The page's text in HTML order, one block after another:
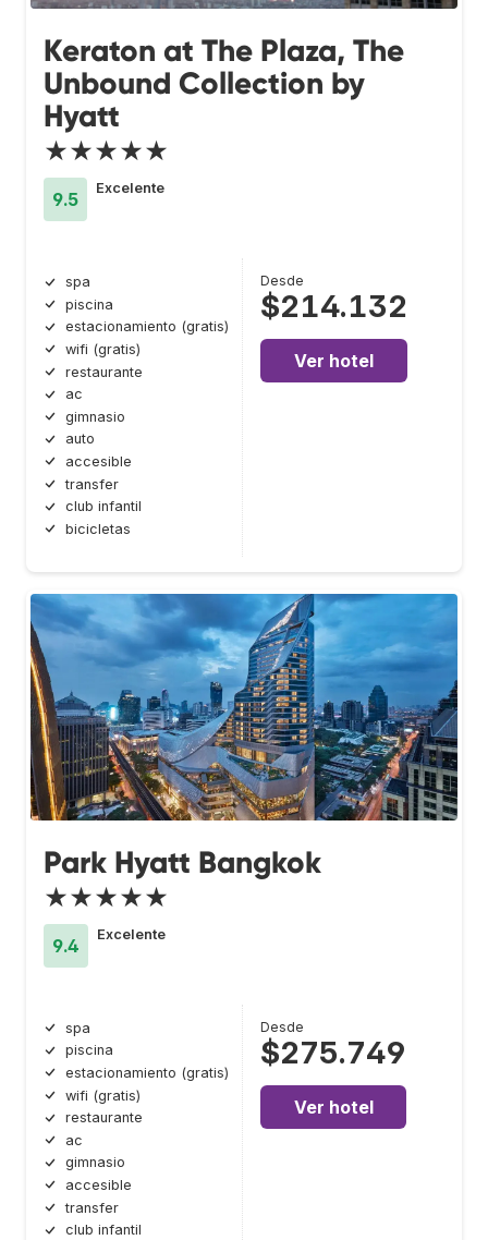
Keraton at The Plaza, The
Unbound Collection by
Hyatt
★★★★★
9.5
Excelente
spa
piscina
estacionamiento (gratis)
wifi (gratis)
restaurante
ac
gimnasio
auto
accesible
transfer
club infantil
bicicletas
Desde
$214.132
Ver hotel
Park Hyatt Bangkok
★★★★★
9.4
Excelente
spa
piscina
estacionamiento (gratis)
wifi (gratis)
restaurante
ac
gimnasio
accesible
transfer
club infantil
Desde
$275.749
Ver hotel